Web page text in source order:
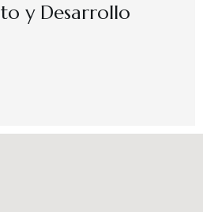
y Desarrollo
y motivación en el
de trabajo más
Brindando soporte
integrales que